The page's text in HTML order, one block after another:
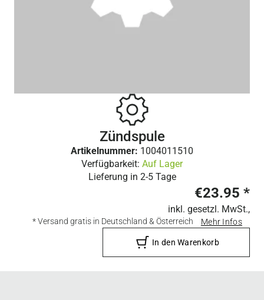
Zündspule
Artikelnummer: 1004011510
Verfügbarkeit: Auf Lager
Lieferung in 2-5 Tage
€23.95 *
inkl. gesetzl. MwSt.,
* Versand gratis in Deutschland & Österreich Mehr Infos
In den Warenkorb